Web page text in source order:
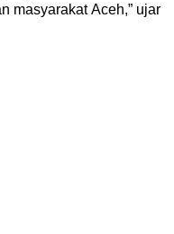
masyarakat Aceh,” ujar